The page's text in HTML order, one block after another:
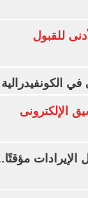
للقبول
الكونفيدرالية
الإلكترونى